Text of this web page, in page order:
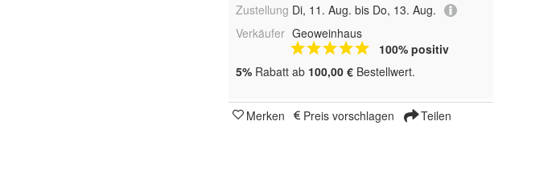
Zustellung Di, 11. Aug. bis Do, 13. Aug.
Verkäufer Geoweinhaus
100% positiv
5% Rabatt ab 100,00 € Bestellwert.
Merken Preis vorschlagen Teilen